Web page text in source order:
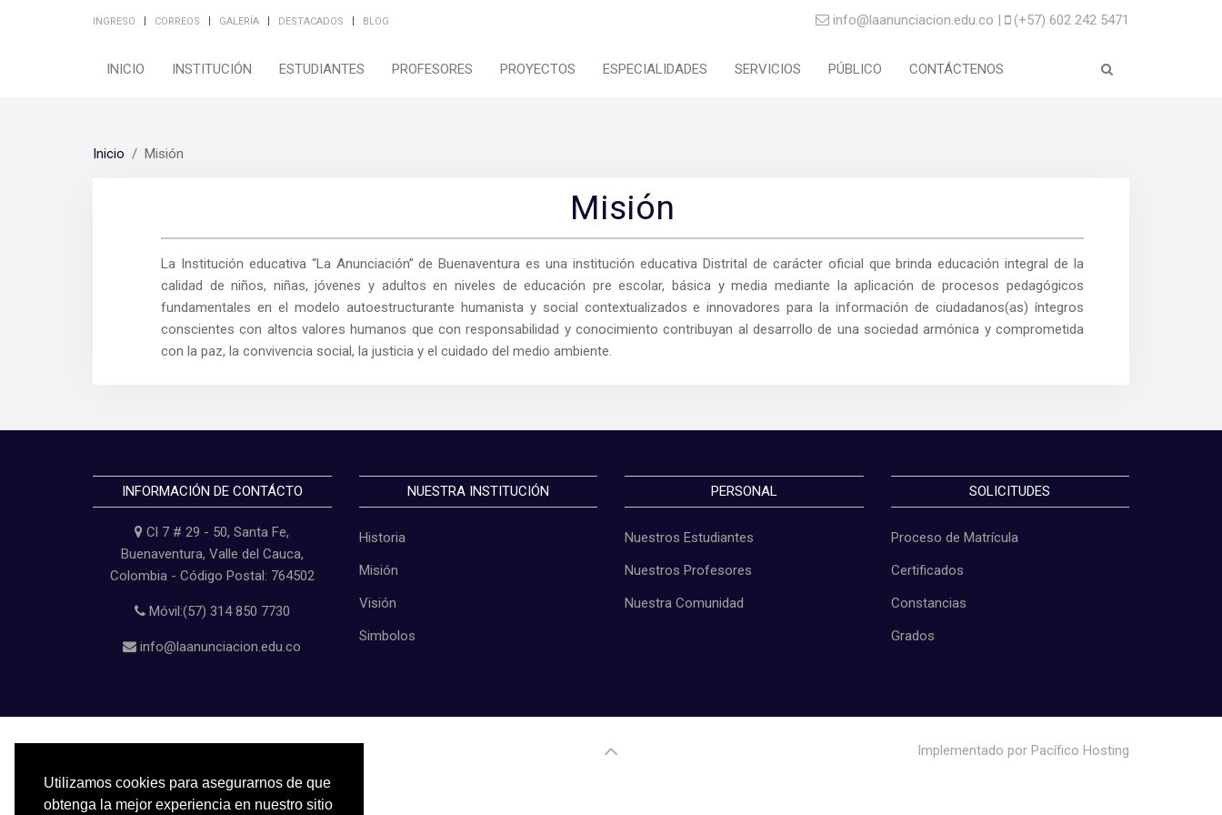
Utilizamos cookies para asegurarnos de que
obtenga la mejor experiencia en nuestro sitio
INGRESO CORREOS GALERÍA DESTACADOS BLOG info@laanunciacion.edu.co | (+57) 602 242 5471
INICIO INSTITUCIÓN ESTUDIANTES PROFESORES PROYECTOS ESPECIALIDADES SERVICIOS PÚBLICO CONTÁCTENOS
Inicio Misión
Misión
La Institución educativa “La Anunciación” de Buenaventura es una institución educativa Distrital de carácter oficial que brinda educación integral de la
calidad de niños, niñas, jóvenes y adultos en niveles de educación pre escolar, básica y media mediante la aplicación de procesos pedagógicos
fundamentales en el modelo autoestructurante humanista y social contextualizados e innovadores para la información de ciudadanos(as) íntegros
conscientes con altos valores humanos que con responsabilidad y conocimiento contribuyan al desarrollo de una sociedad armónica y comprometida
con la paz, la convivencia social, la justicia y el cuidado del medio ambiente.
INFORMACIÓN DE CONTÁCTO
Cl 7 # 29 - 50, Santa Fe,
Buenaventura, Valle del Cauca,
Colombia - Código Postal: 764502
Móvil:(57) 314 850 7730
info@laanunciacion.edu.co
NUESTRA INSTITUCIÓN
Historia
Misión
Visión
Simbolos
PERSONAL
Nuestros Estudiantes
Nuestros Profesores
Nuestra Comunidad
SOLICITUDES
Proceso de Matrícula
Certificados
Constancias
Grados
Implementado por Pacífico Hosting